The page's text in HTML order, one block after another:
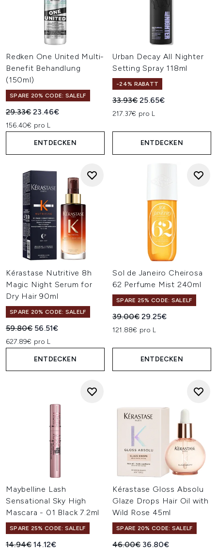
Redken One United Multi-
Benefit Behandlung
(150ml)
SPARE 20% CODE: SALELF
Unverbindliche Preisempfehlung:
29.33€Aktueller Preis:
23.46€
156.40€ pro L
ENTDECKEN
Urban Decay All Nighter
Setting Spray 118ml
-24% RABATT
Unverbindliche
33.93€Aktueller Preis:
25.65€
217.37€ pro L
ENTDECKEN
Kérastase Nutritive 8h
Magic Night Serum for
Dry Hair 90ml
SPARE 20% CODE: SALELF
Unverbindliche Preisempfehlung:
59.80€ Aktueller Preis:
56.51€
627.89€ pro L
ENTDECKEN
Sol de Janeiro Cheirosa
62 Perfume Mist 240ml
SPARE 25% CODE: SALELF
Unverbindliche
39.00€Aktueller Preis:
29.25€
121.88€ pro L
ENTDECKEN
Maybelline Lash
Sensational Sky High
Mascara - 01 Black 7.2ml
SPARE 25% CODE: SALELF
Unverbindliche Preisempfehlung:
14.94€Aktueller Preis:
14.12€
Kérastase Gloss Absolu
Glaze Drops Hair Oil with
Wild Rose 45ml
SPARE 20% CODE: SALELF
Unverbindliche
46.00€ Aktueller Preis:
36.80€